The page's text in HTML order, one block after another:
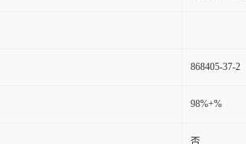
868405-37-2
98%+%
否